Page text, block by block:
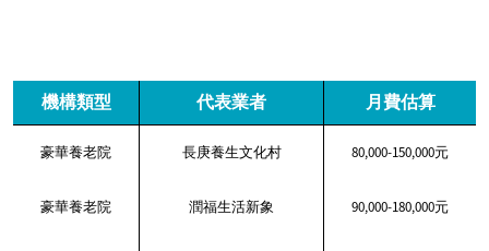
機構類型 代表業者 月費估算
豪華養老院 長庚養生文化村 80,000-150,000元
豪華養老院 潤福生活新象 90,000-180,000元